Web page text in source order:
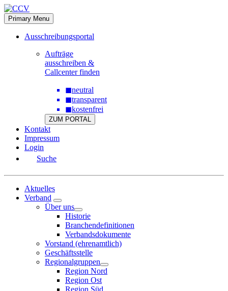
Skip
to
content
Primary Menu
Ausschreibungsportal
Aufträge
ausschreiben &
Callcenter finden
◼neutral
◼transparent
◼kostenfrei
ZUM PORTAL
Kontakt
Impressum
Login
Suche
Aktuelles
Verband
Über uns
Historie
Branchendefinitionen
Verbandsdokumente
Vorstand (ehrenamtlich)
Geschäftsstelle
Regionalgruppen
Region Nord
Region Ost
Region Süd